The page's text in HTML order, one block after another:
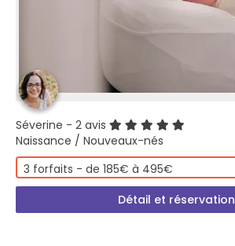
Séverine - 2 avis
Naissance / Nouveaux-nés
3 forfaits - de 185€ à 495€
Détail et réservation